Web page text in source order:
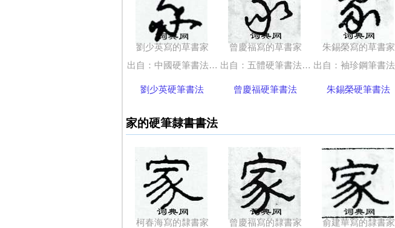
劉少英寫的草書家
出自：中國硬筆書法字典
劉少英硬筆書法
曾慶福寫的草書家
出自：五體硬筆書法字典
曾慶福硬筆書法
朱錫榮寫的草書家
出自：袖珍鋼筆書法五體字典
朱錫榮硬筆書法
家的硬筆隸書書法
柯春海寫的隸書家
曾慶福寫的隸書家
俞建華寫的隸書家